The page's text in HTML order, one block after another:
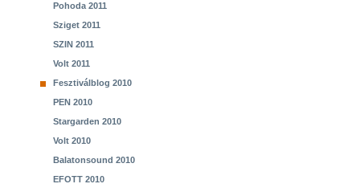
Pohoda 2011
Sziget 2011
SZIN 2011
Volt 2011
Fesztiválblog 2010
PEN 2010
Stargarden 2010
Volt 2010
Balatonsound 2010
EFOTT 2010